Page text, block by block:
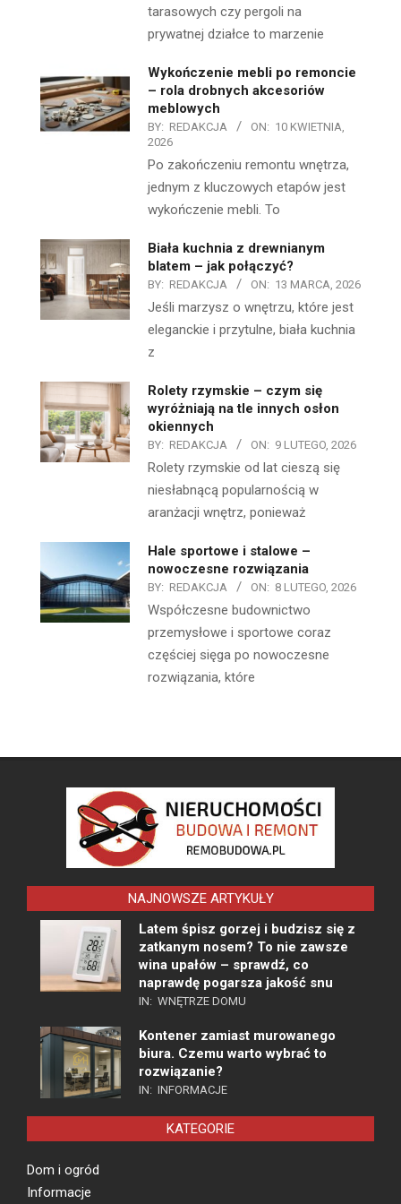
tarasowych czy pergoli na
prywatnej działce to marzenie
Wykończenie mebli po remoncie
– rola drobnych akcesoriów
meblowych
BY: REDAKCJA ON: 10 KWIETNIA,
2026
Po zakończeniu remontu wnętrza,
jednym z kluczowych etapów jest
wykończenie mebli. To
Biała kuchnia z drewnianym
blatem – jak połączyć?
BY: REDAKCJA ON: 13 MARCA, 2026
Jeśli marzysz o wnętrzu, które jest
eleganckie i przytulne, biała kuchnia
z
Rolety rzymskie – czym się
wyróżniają na tle innych osłon
okiennych
BY: REDAKCJA ON: 9 LUTEGO, 2026
Rolety rzymskie od lat cieszą się
niesłabnącą popularnością w
aranżacji wnętrz, ponieważ
Hale sportowe i stalowe –
nowoczesne rozwiązania
BY: REDAKCJA ON: 8 LUTEGO, 2026
Współczesne budownictwo
przemysłowe i sportowe coraz
częściej sięga po nowoczesne
rozwiązania, które
NAJNOWSZE ARTYKUŁY
Latem śpisz gorzej i budzisz się z
zatkanym nosem? To nie zawsze
wina upałów – sprawdź, co
naprawdę pogarsza jakość snu
IN: WNĘTRZE DOMU
Kontener zamiast murowanego
biura. Czemu warto wybrać to
rozwiązanie?
IN: INFORMACJE
KATEGORIE
Dom i ogród
Informacje